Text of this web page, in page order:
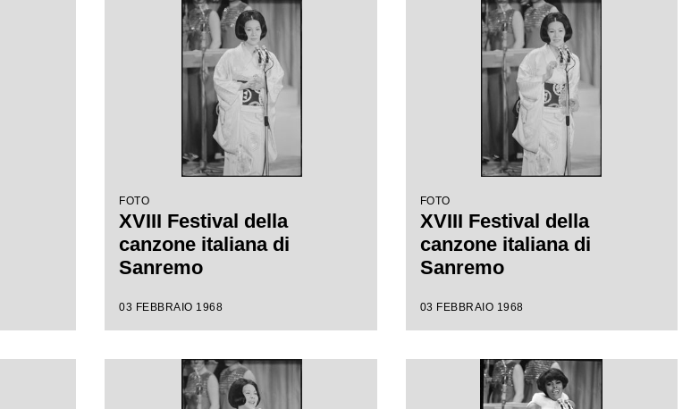
FOTO
XVIII Festival della
canzone italiana di
Sanremo
03 FEBBRAIO 1968
FOTO
XVIII Festival della
canzone italiana di
Sanremo
03 FEBBRAIO 1968